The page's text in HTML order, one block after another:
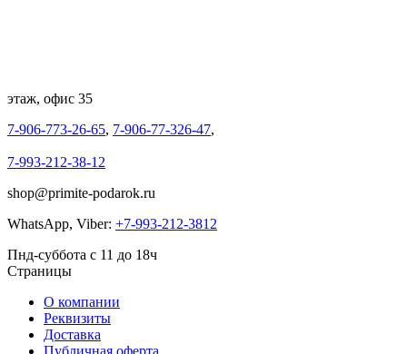
этаж, офис 35
7-906-773-26-65, 7-906-77-326-47,
7-993-212-38-12
shop@primite-podarok.ru
WhatsApp, Viber: +7-993-212-3812
Пнд-суббота с 11 до 18ч
Страницы
О компании
Реквизиты
Доставка
Публичная оферта